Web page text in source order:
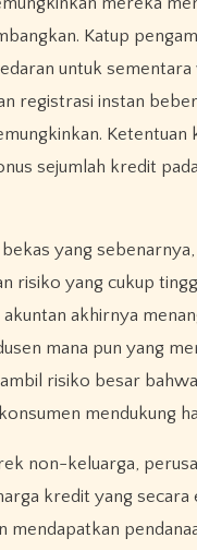
Katup
untuk
registrasi instan
Ketentuan
sejumlah kredit
yang
risiko yang cukup
akhirnya
mana pun yang
risiko besar
mendukung
non-keluarga,
kredit yang
mendapatkan